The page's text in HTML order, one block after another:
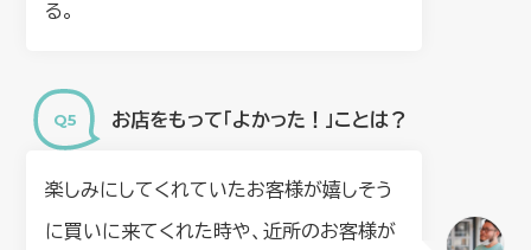
る。
お店をもって「よかった！」ことは？
楽しみにしてくれていたお客様が嬉しそう
に買いに来てくれた時や、近所のお客様が